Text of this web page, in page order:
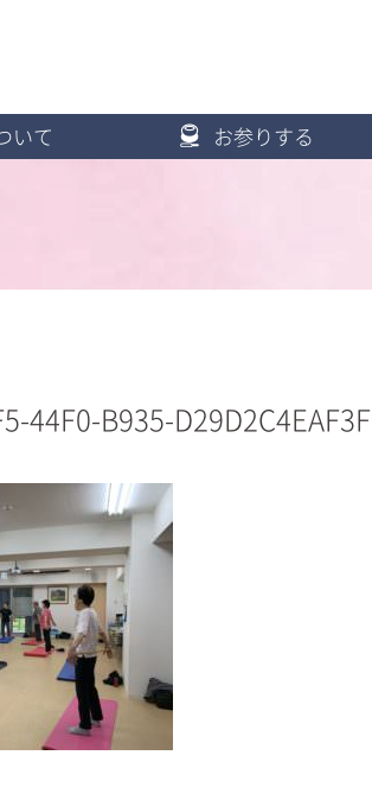
いて お参りする
44F0-B935-D29D2C4EAF3F